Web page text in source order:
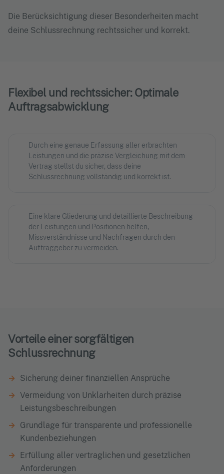
Die Berücksichtigung dieser Besonderheiten macht
deine Schlussrechnung rechtssicher und korrekt.
Flexibel und rechtssicher: Optimale
Auftragsabwicklung
Durch eine genaue Erfassung aller erbrachten
Leistungen und die präzise Vergleichung mit dem
Vertrag stellst du sicher, dass deine
Schlussrechnung vollständig und korrekt ist.
Eine klare Gliederung und detaillierte Beschreibung
der Leistungen und Positionen helfen,
Missverständnisse und Nachfragen durch den
Auftraggeber zu vermeiden.
Vorteile einer sorgfältigen
Schlussrechnung
Sicherung deiner finanziellen Ansprüche
Vermeidung von Unklarheiten durch präzise
Leistungsbeschreibungen
Grundlage für transparente und professionelle
Kundenbeziehungen
Erfüllung aller vertraglichen und gesetzlichen
Anforderungen